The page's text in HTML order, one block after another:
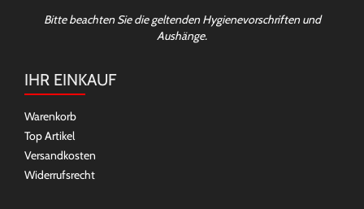
Bitte beachten Sie die geltenden Hygienevorschriften und
Aushänge.
IHR EINKAUF
Warenkorb
Top Artikel
Versandkosten
Widerrufsrecht